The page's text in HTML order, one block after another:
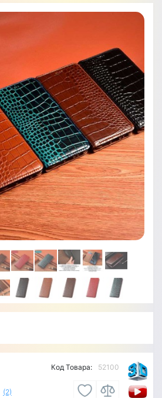
(2)
Код Товара: 52100